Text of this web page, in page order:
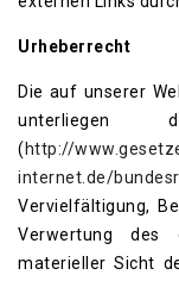
Urheberrecht
Die auf unserer
unterliegen
( http://
internet.de/
Vervielfältigung,
Verwertung des
materieller Sicht